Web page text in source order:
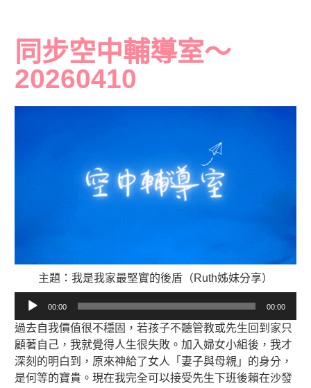
同步空中輔導室～
20260410
主題：我是我家最堅實的後盾（Ruth姊妹分享）
播
放
器
00:00 00:00
過去自我價值很不穩固，若孩子不聽管教或先生回到家只
顧著自己，我就覺得人生很失敗。加入婦女小組後，我才
深刻的明白到，原來神給了女人「妻子與母親」的身分，
是何等的寶貴。現在我完全可以接受先生下班後賴在沙發